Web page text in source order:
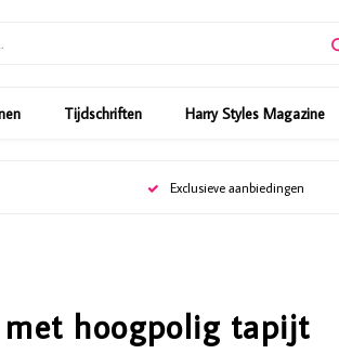
Tijdschriften Harry Styles Magazine
Exclusieve aanbiedingen
hoogpolig tapijt